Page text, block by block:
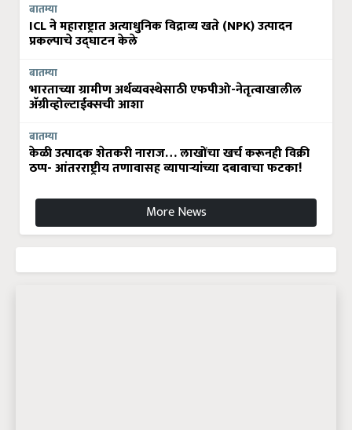
बातम्या
ICL ने महाराष्ट्रात अत्याधुनिक विद्राव्य खते (NPK) उत्पादन
प्रकल्पाचे उद्घाटन केले
बातम्या
भारताच्या ग्रामीण अर्थव्यवस्थेसाठी एफपीओ-नेतृत्वाखालील
अ‍ॅग्रीव्होल्टाईक्सची आशा
बातम्या
केळी उत्पादक शेतकरी नाराज… लाखोंचा खर्च करूनही विक्री
ठप्प- आंतरराष्ट्रीय तणावासह व्यापाऱ्यांच्या दबावाचा फटका!
More News